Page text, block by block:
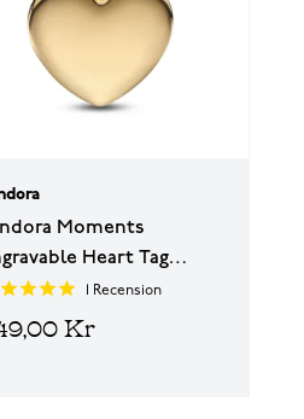
Moments
Heart Tag
768761C01
Recension
Kr